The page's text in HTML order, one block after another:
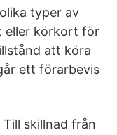
typer av
eller körkort för
att köra
ett förarbevis
Till skillnad från